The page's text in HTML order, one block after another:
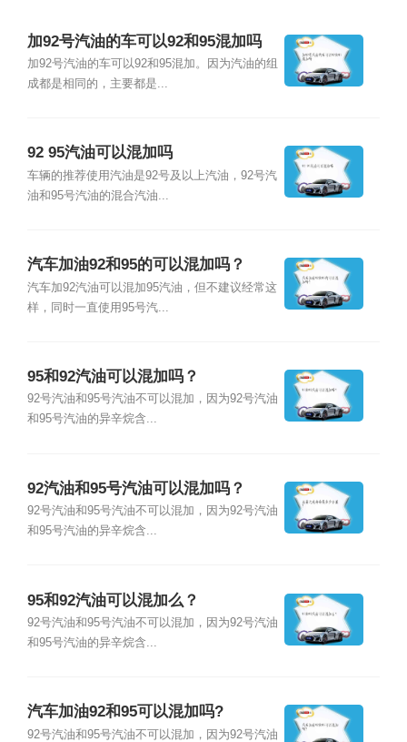
加92号汽油的车可以92和95混加吗
加92号汽油的车可以92和95混加。因为汽油的组
成都是相同的，主要都是...
92 95汽油可以混加吗
车辆的推荐使用汽油是92号及以上汽油，92号汽
油和95号汽油的混合汽油...
汽车加油92和95的可以混加吗？
汽车加92汽油可以混加95汽油，但不建议经常这
样，同时一直使用95号汽...
95和92汽油可以混加吗？
92号汽油和95号汽油不可以混加，因为92号汽油
和95号汽油的异辛烷含...
92汽油和95号汽油可以混加吗？
92号汽油和95号汽油不可以混加，因为92号汽油
和95号汽油的异辛烷含...
95和92汽油可以混加么？
92号汽油和95号汽油不可以混加，因为92号汽油
和95号汽油的异辛烷含...
汽车加油92和95可以混加吗?
92号汽油和95号汽油不可以混加，因为92号汽油